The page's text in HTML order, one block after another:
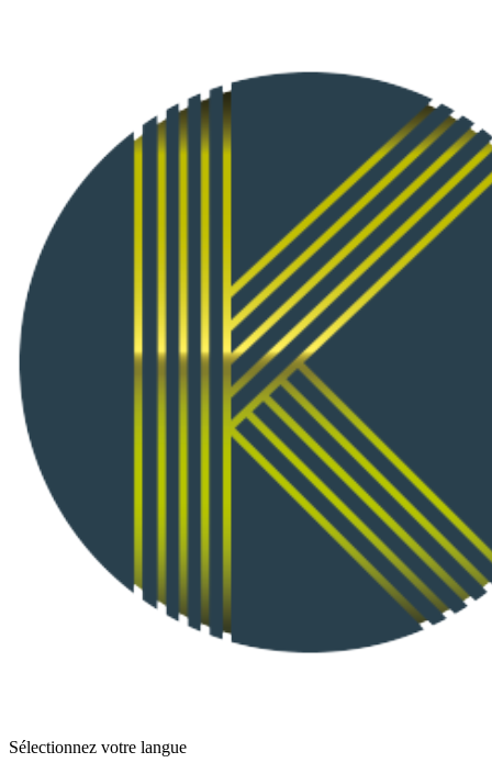
Sélectionnez votre langue